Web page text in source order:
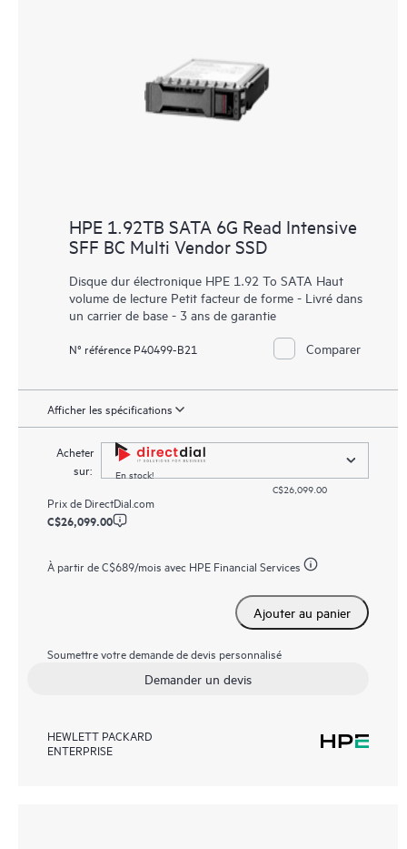
HPE 1.92TB SATA 6G Read Intensive
SFF BC Multi Vendor SSD
Disque dur électronique HPE 1.92 To SATA Haut
volume de lecture Petit facteur de forme - Livré dans
un carrier de base - 3 ans de garantie
N° référence P40499-B21 Comparer
Afficher les spécifications
Acheter
sur:
En stock!
C$26,099.00
Prix de DirectDial.com
C$26,099.00
À partir deC$689/mois avec HPE Financial Services
Ajouter au panier
Soumettre votre demande de devis personnalisé
Demander un devis
HEWLETT PACKARD
ENTERPRISE